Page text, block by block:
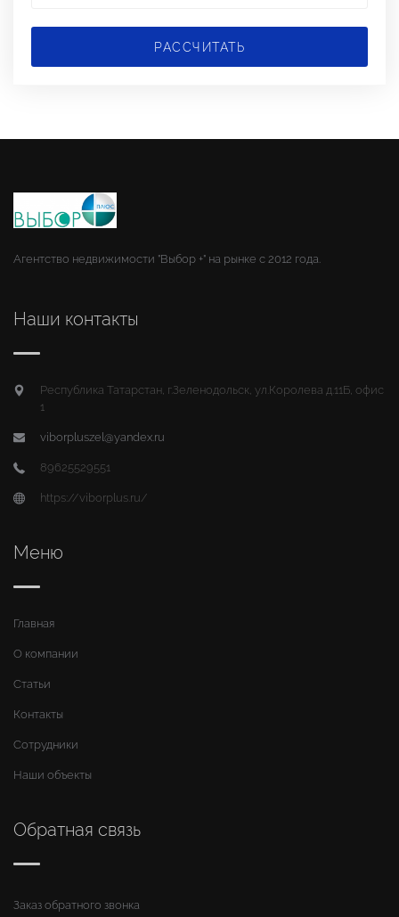
РАССЧИТАТЬ
Агентство недвижимости "Выбор +" на рынке с 2012 года.
Наши контакты
Республика Татарстан, г.Зеленодольск, ул.Королева д.11Б, офис
1
viborpluszel@yandex.ru
89625529551
https://viborplus.ru/
Меню
Главная
О компании
Статьи
Контакты
Сотрудники
Наши объекты
Обратная связь
Заказ обратного звонка